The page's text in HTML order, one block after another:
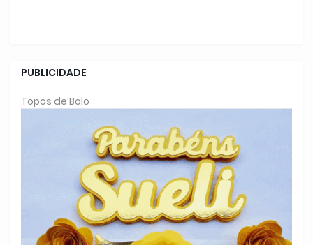
PUBLICIDADE
Topos de Bolo